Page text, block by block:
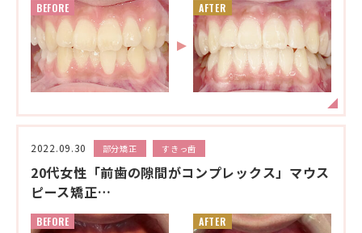
BEFORE AFTER
2022.09.30 部分矯正 すきっ歯
20代女性「前歯の隙間がコンプレックス」マウス
ピース矯正…
BEFORE AFTER